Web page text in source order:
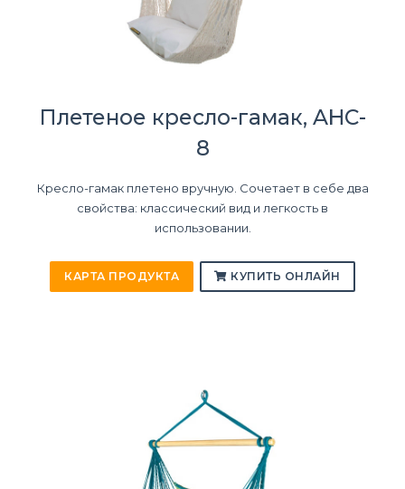
Плетеное кресло-гамак, AHC-
8
Кресло-гамак плетено вручную. Сочетает в себе два
свойства: классический вид и легкость в
использовании.
КАРТА ПРОДУКТА КУПИТЬ ОНЛАЙН